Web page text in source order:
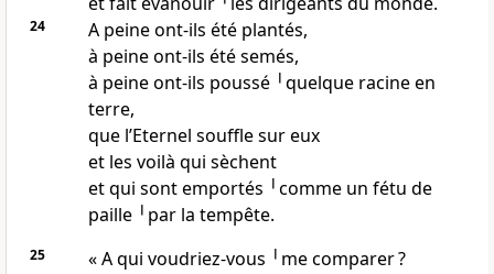
24
A peine ont-ils été plantés,
à peine ont-ils été semés,
à peine ont-ils poussé ╵quelque racine en
terre,
que l’Eternel souffle sur eux
et les voilà qui sèchent
et qui sont emportés ╵comme un fétu de
paille ╵par la tempête.
25
« A qui voudriez-vous ╵me comparer ?